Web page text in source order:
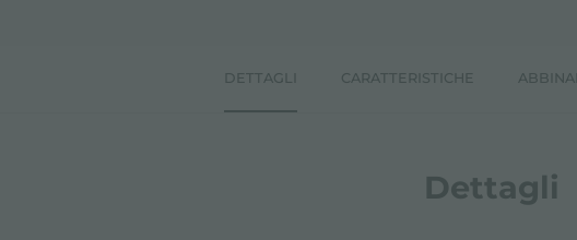
DETTAGLI CARATTERISTICHE
Dettagli